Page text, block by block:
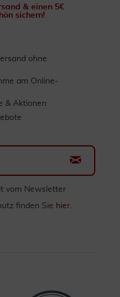
& einen 5€
sichern!
ohne
am Online-
& Aktionen
vom Newsletter
finden Sie hier.